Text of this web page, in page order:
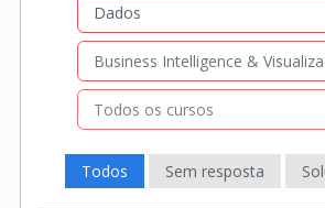
Dados
Business Intelligence &
Todos os cursos
Todos Sem resposta